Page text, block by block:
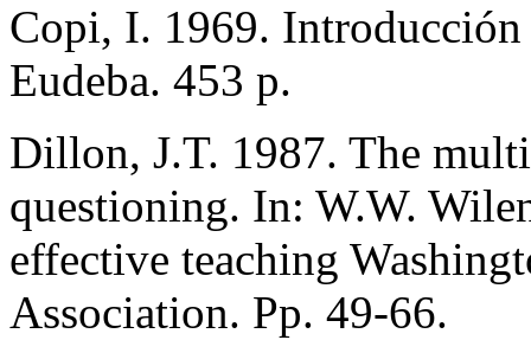
Copi, I. 1969.
Eudeba. 453 p.
Dillon, J.T. 1987. The
questioning. In: W.W.
effective teaching
Association. Pp. 49-66.